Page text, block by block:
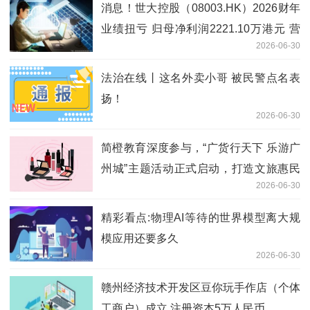
消息！世大控股（08003.HK）2026财年
业绩扭亏 归母净利润2221.10万港元 营
2026-06-30
法治在线丨这名外卖小哥 被民警点名表
扬！
2026-06-30
简橙教育深度参与，“广货行天下 乐游广
州城”主题活动正式启动，打造文旅惠民
2026-06-30
精彩看点:物理AI等待的世界模型离大规
模应用还要多久
2026-06-30
赣州经济技术开发区豆你玩手作店（个体